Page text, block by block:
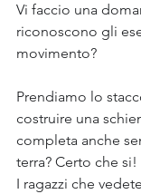
Vi faccio una
riconoscono gli
movimento?
Prendiamo lo
costruire una
completa anche
terra? Certo che si!
I ragazzi che